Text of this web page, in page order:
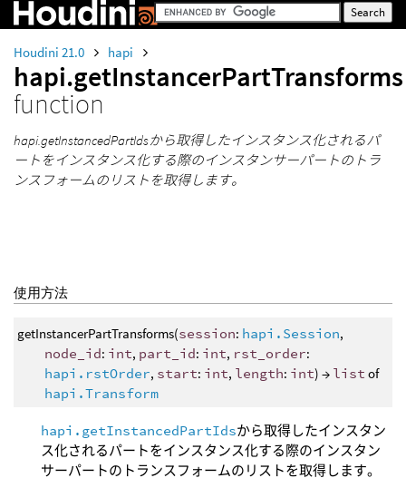
Houdini 21.0 hapi
hapi.getInstancerPartTransforms
function
hapi.getInstancedPartIdsから取得したインスタンス化されるパ
ートをインスタンス化する際のインスタンサーパートのトラ
ンスフォームのリストを取得します。
使用方法
getInstancerPartTransforms(session: hapi.Session,
node_id: int, part_id: int, rst_order:
hapi.rstOrder, start: int, length: int) → list of
hapi.Transform
hapi.getInstancedPartIdsから取得したインスタン
ス化されるパートをインスタンス化する際のインスタン
サーパートのトランスフォームのリストを取得します。